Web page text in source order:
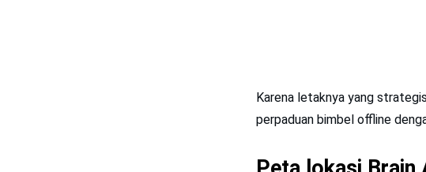
Karena letaknya yang
perpaduan bimbel offline